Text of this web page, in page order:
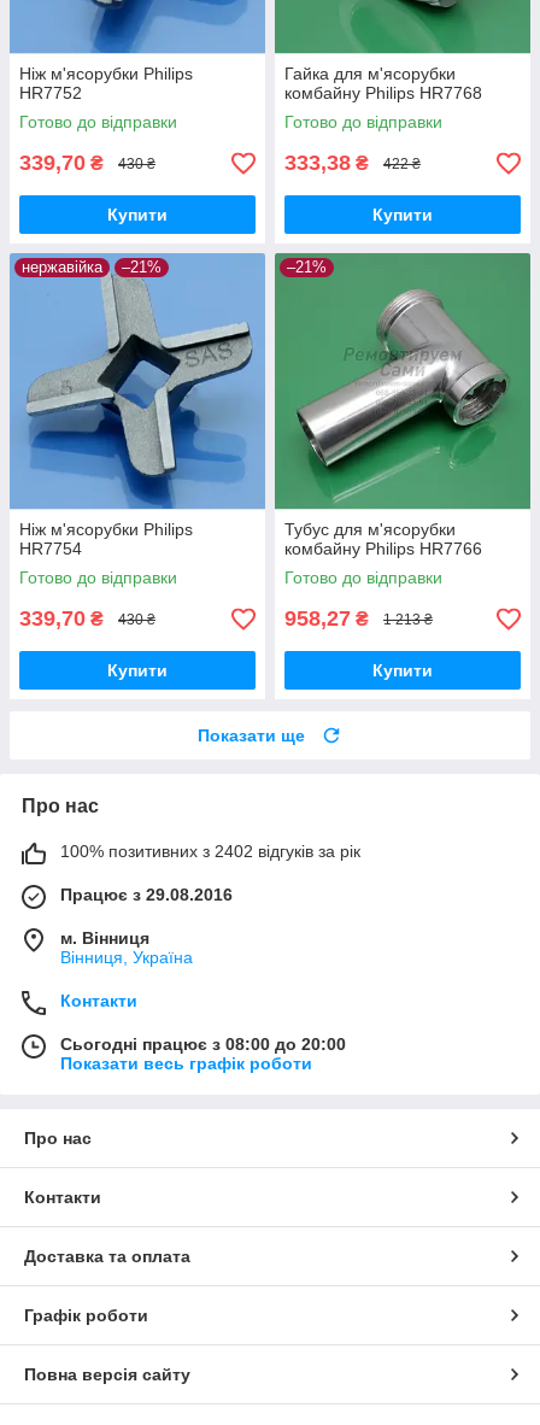
Ніж м'ясорубки Philips
HR7752
Готово до відправки
339,70 ₴ 430 ₴
Купити
Гайка для м'ясорубки
комбайну Philips HR7768
Готово до відправки
333,38 ₴ 422 ₴
Купити
нержавійка –21%
Ніж м'ясорубки Philips
HR7754
Готово до відправки
339,70 ₴ 430 ₴
Купити
–21%
Тубус для м'ясорубки
комбайну Philips HR7766
Готово до відправки
958,27 ₴ 1 213 ₴
Купити
Показати ще
Про нас
100% позитивних з 2402 відгуків за рік
Працює з 29.08.2016
м. Вінниця
Вінниця, Україна
Контакти
Сьогодні працює з 08:00 до 20:00
Показати весь графік роботи
Про нас
Контакти
Доставка та оплата
Графік роботи
Повна версія сайту